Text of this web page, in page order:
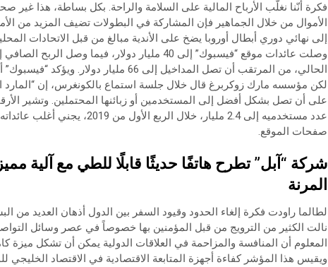
فكرة أنّنا نغلّب الأرباح المالية على السلامة والراحة. بكل بساطة، هذا
الأموال من خلال الجماهير فإن المشاركة في البطولات تضيف المزيد من
الحالي، من المرتقب أن تصل المداخيل إلى 66 مليار
لكن مؤسسه مارك زوكربرغ قال خلال جلسة استماع بالكونغرس، إن
على أن تصل بشكل أفضل إلى المستخدمين أو زبائنها المحتملين. وتشير
عدد مستخدميه إلى 2.4 مليار، خلال الربع
صفحات الموقع.
شركة “آبل” تطرح هاتفًا حديثًا قابلًا للطي مع آلية
المرنة
لطالما راودت فكرة إلغاء الحدود وقيود السفر بين الدول أذهان العديد من
نالت الكثير من الترويج من قبل المؤمنين بها خصوصاً في عصر وسائل
المعلوم أن المنافسة والمزاحمة في العلاقات الدولية يمكن أن تشكل ميزة
ويقيس هذا المؤشر كفاءة أجهزة المتابعة الاقتصادية في الاقتصاد